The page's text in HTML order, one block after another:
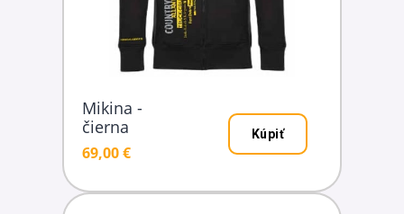
Mikina -
čierna
69,00 €
Kúpiť